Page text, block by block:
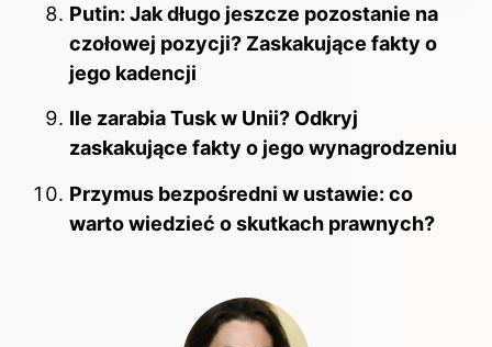
Putin: Jak długo jeszcze pozostanie na
czołowej pozycji? Zaskakujące fakty o
jego kadencji
Ile zarabia Tusk w Unii? Odkryj
zaskakujące fakty o jego wynagrodzeniu
Przymus bezpośredni w ustawie: co
warto wiedzieć o skutkach prawnych?